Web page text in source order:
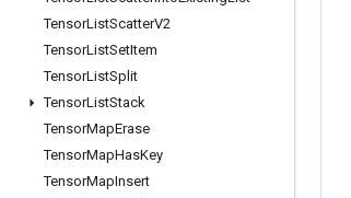
TensorListScatterV2
TensorListSetItem
TensorListSplit
TensorListStack
TensorMapErase
TensorMapHasKey
TensorMapInsert